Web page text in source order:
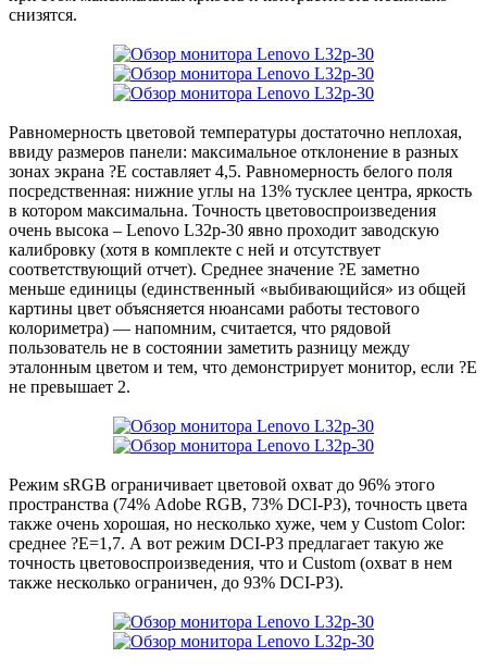
снизятся.
Равномерность цветовой температуры достаточно неплохая,
ввиду размеров панели: максимальное отклонение в разных
зонах экрана ?E составляет 4,5. Равномерность белого поля
посредственная: нижние углы на 13% тусклее центра, яркость
в котором максимальна. Точность цветовоспроизведения
очень высока – Lenovo L32p-30 явно проходит заводскую
калибровку (хотя в комплекте с ней и отсутствует
соответствующий отчет). Среднее значение ?E заметно
меньше единицы (единственный «выбивающийся» из общей
картины цвет объясняется нюансами работы тестового
колориметра) — напомним, считается, что рядовой
пользователь не в состоянии заметить разницу между
эталонным цветом и тем, что демонстрирует монитор, если ?E
не превышает 2.
Режим sRGB ограничивает цветовой охват до 96% этого
пространства (74% Adobe RGB, 73% DCI-P3), точность цвета
также очень хорошая, но несколько хуже, чем у Custom Color:
среднее ?E=1,7. А вот режим DCI-P3 предлагает такую же
точность цветовоспроизведения, что и Custom (охват в нем
также несколько ограничен, до 93% DCI-P3).